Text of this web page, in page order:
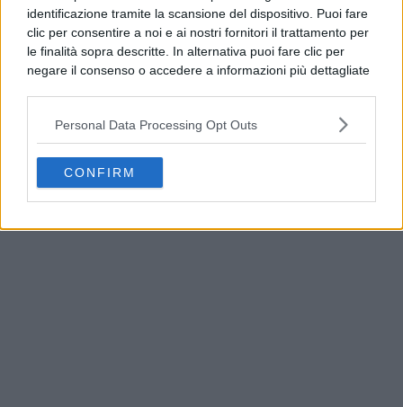
identificazione tramite la scansione del dispositivo. Puoi fare
clic per consentire a noi e ai nostri fornitori il trattamento per
le finalità sopra descritte. In alternativa puoi fare clic per
negare il consenso o accedere a informazioni più dettagliate
possono non richiedere il tuo consenso, ma hai il diritto di
opporti a tale trattamento. Le tue preferenze si
preferenze in qualsiasi momento ritornando su questo sito o
consultando la nostrainformativa sulla riservatezza.
Personal Data Processing Opt Outs
CONFIRM
Qualiano, rifiuti e materiale edile in periferia: